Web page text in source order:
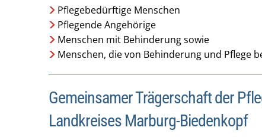
Pflegebedürftige Menschen
Pflegende Angehörige
Menschen mit Behinderung sowie
Menschen, die von Behinderung und Pflege
Gemeinsamer Trägerschaft der
Landkreises Marburg-Biedenkopf